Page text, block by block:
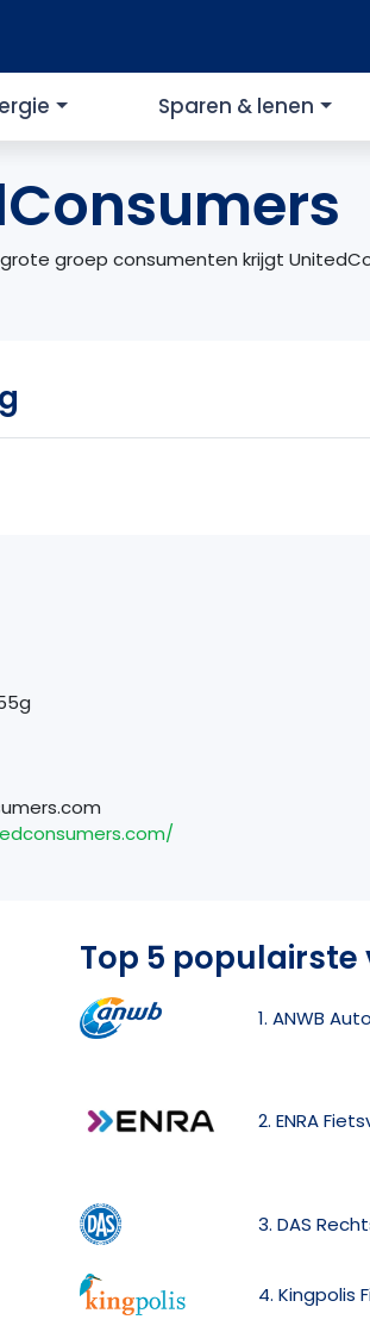
Sparen & lenen
groep consumenten krijgt
Top 5 populairste
1. ANWB
2. ENRA
3. DAS
4. Kingpolis